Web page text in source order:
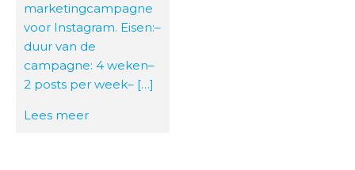
marketingcampagne
voor Instagram. Eisen:–
duur van de
campagne: 4 weken–
2 posts per week– […]
Lees meer